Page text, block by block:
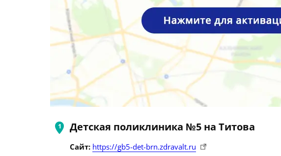
Детская поликлиника №5 на Титова
Сайт: https://gb5-det-brn.zdravalt.ru